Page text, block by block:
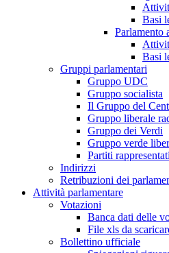
Basi
Parlamento
Basi
Gruppi parlamentari
Gruppo UDC
Gruppo socialista
Il Gruppo del
Gruppo liberale
Gruppo dei Verdi
Gruppo verde
Partiti
Indirizzi
Retribuzioni dei
Attività parlamentare
Votazioni
Banca dati delle
File xls da
Bollettino ufficiale